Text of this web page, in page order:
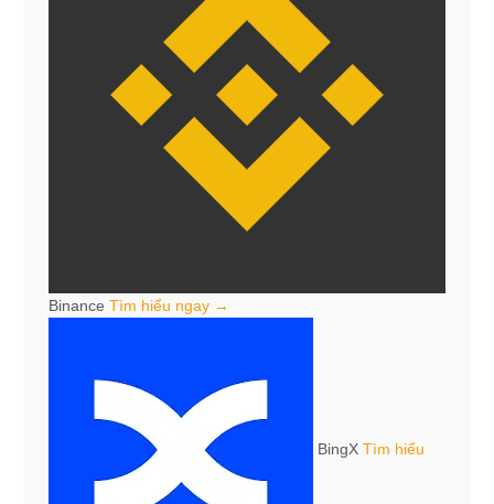
Binance Tìm hiểu ngay →
BingX Tìm hiểu